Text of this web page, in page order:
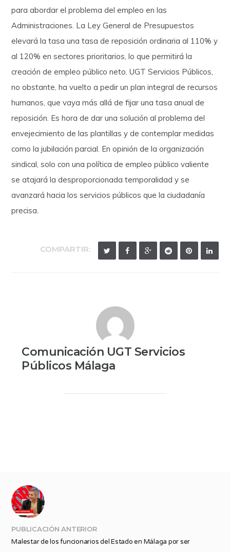
para abordar el problema del empleo en las
Administraciones. La Ley General de Presupuestos
elevará la tasa una tasa de reposición ordinaria al 110% y
al 120% en sectores prioritarios, lo que permitirá la
creación de empleo público neto. UGT Servicios Públicos,
no obstante, ha vuelto a pedir un plan integral de recursos
humanos, que vaya más allá de fijar una tasa anual de
reposición. Es hora de dar una solución al problema del
envejecimiento de las plantillas y de contemplar medidas
como la jubilación parcial. En opinión de la organización
sindical, solo con una política de empleo público valiente
se atajará la desproporcionada temporalidad y se
avanzará hacia los servicios públicos que la ciudadanía
precisa.
COMPARTIR:
Comunicación UGT Servicios
Públicos Málaga
PUBLICACIÓN ANTERIOR
Malestar de los funcionarios del Estado en Málaga por ser